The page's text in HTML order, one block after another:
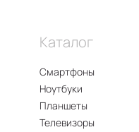
Каталог
Смартфоны
Ноутбуки
Планшеты
Телевизоры